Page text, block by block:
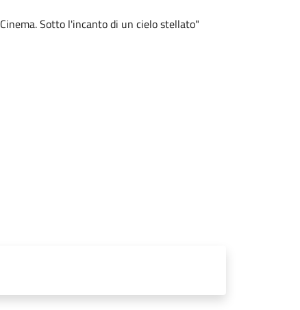
Cinema. Sotto l'incanto di un cielo stellato"